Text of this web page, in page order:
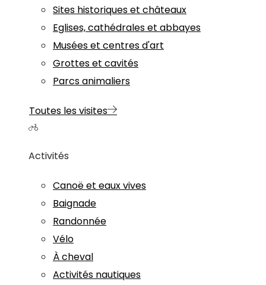
Sites historiques et châteaux
Eglises, cathédrales et abbayes
Musées et centres d'art
Grottes et cavités
Parcs animaliers
Toutes les visites
Activités
Canoë et eaux vives
Baignade
Randonnée
Vélo
À cheval
Activités nautiques